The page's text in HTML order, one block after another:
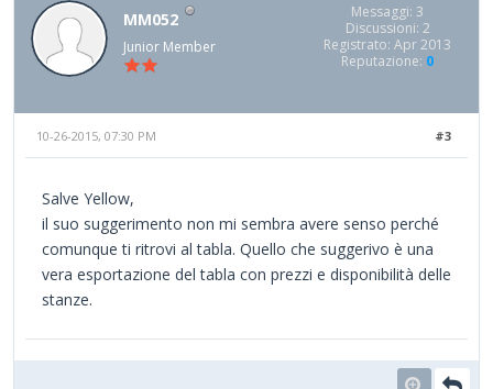
MM052
Junior Member
Messaggi: 3
Discussioni: 2
Registrato: Apr 2013
Reputazione: 0
#3
10-26-2015, 07:30 PM
Salve Yellow,
il suo suggerimento non mi sembra avere senso perché
comunque ti ritrovi al tabla. Quello che suggerivo è una
vera esportazione del tabla con prezzi e disponibilità delle
stanze.